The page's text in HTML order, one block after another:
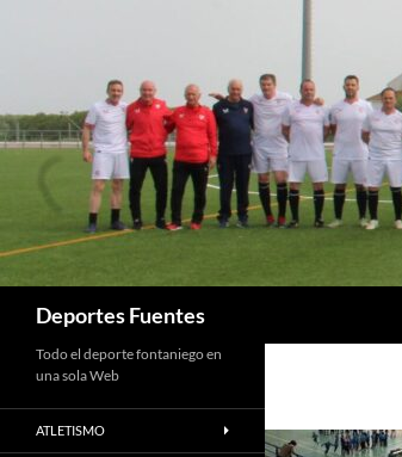
Deportes Fuentes
Todo el deporte fontaniego en
una sola Web
ATLETISMO